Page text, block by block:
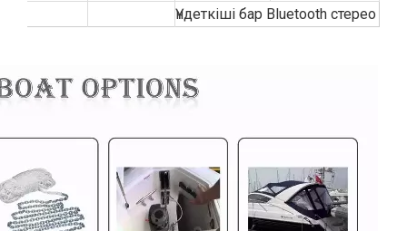
Үндеткіші бар Bluetooth стерео